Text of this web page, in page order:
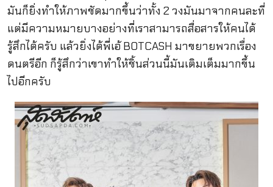
มันก็ยิ่งทำให้ภาพชัดมากขึ้นว่าทั้ง 2 วงมันมาจากคนละที่
แต่มีความหมายบางอย่างที่เราสามารถสื่อสารให้คนได้
รู้สึกได้ครับ แล้วยิ่งได้พี่เอ้ BOTCASH มาขยายพวกเรื่อง
ดนตรีอีก ก็รู้สึกว่าเขาทำให้ชิ้นส่วนนี้มันเติมเต็มมากขึ้น
ไปอีกครับ